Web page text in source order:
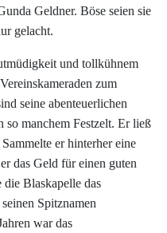
Geldner. Böse seien sie
gelacht.
und tollkühnem
zum
seine abenteuerlichen
manchem Festzelt. Er ließ
er hinterher eine
das Geld für einen guten
Blaskapelle das
Spitznamen
war das